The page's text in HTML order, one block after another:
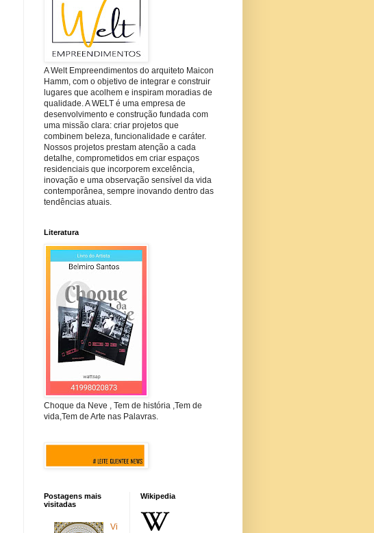
A Welt Empreendimentos do arquiteto Maicon
Hamm, com o objetivo de integrar e construir
lugares que acolhem e inspiram moradias de
qualidade. A WELT é uma empresa de
desenvolvimento e construção fundada com
uma missão clara: criar projetos que
combinem beleza, funcionalidade e caráter.
Nossos projetos prestam atenção a cada
detalhe, comprometidos em criar espaços
residenciais que incorporem excelência,
inovação e uma observação sensível da vida
contemporânea, sempre inovando dentro das
tendências atuais.
Literatura
Choque da Neve , Tem de história ,Tem de
vida,Tem de Arte nas Palavras.
Postagens mais
visitadas
Vi
Wikipedia